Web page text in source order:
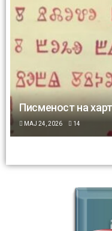
Писменост на
МАЈ 24, 2026 14